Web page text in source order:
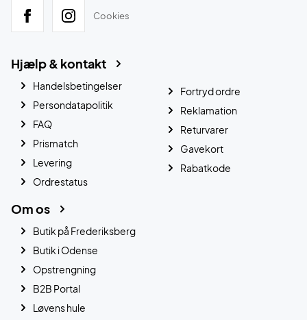
Cookies
Hjælp & kontakt
Handelsbetingelser
Persondatapolitik
FAQ
Prismatch
Levering
Ordrestatus
Fortryd ordre
Reklamation
Returvarer
Gavekort
Rabatkode
Om os
Butik på Frederiksberg
Butik i Odense
Opstrengning
B2B Portal
Løvens hule